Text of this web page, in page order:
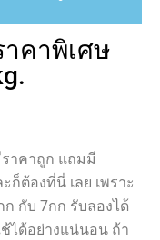
คาพิเศษ
าคาถูก แถมมี
ก็ต้องที่นี่ เลย เพราะ
ก กับ 7กก รับลองได้
ได้อย่างแน่นอน ถ้า